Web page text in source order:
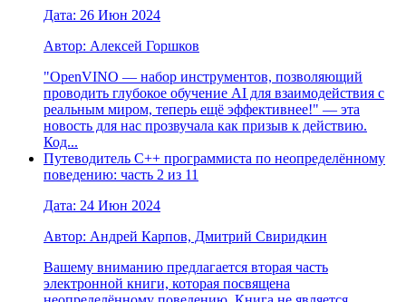
Дата: 26 Июн 2024
Автор: Алексей Горшков
"OpenVINO — набор инструментов, позволяющий
проводить глубокое обучение AI для взаимодействия с
реальным миром, теперь ещё эффективнее!" — эта
новость для нас прозвучала как призыв к действию.
Код...
Путеводитель C++ программиста по неопределённому
поведению: часть 2 из 11
Дата: 24 Июн 2024
Автор: Андрей Карпов, Дмитрий Свиридкин
Вашему вниманию предлагается вторая часть
электронной книги, которая посвящена